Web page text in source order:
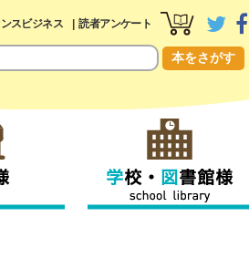
スビジネス 読者アンケート
本をさがす